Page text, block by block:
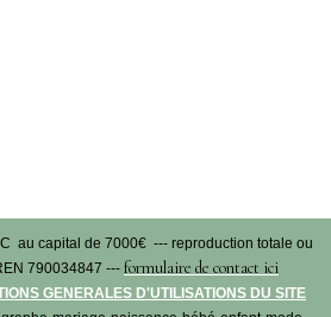
au capital de 7000€ --- reproduction totale ou
790034847 --- formulaire de contact ici
GENERALES D'UTILISATIONS DU SITE